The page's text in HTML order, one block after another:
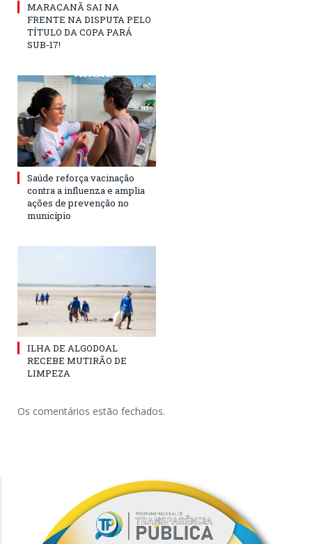
MARACANÃ SAI NA
FRENTE NA DISPUTA PELO
TÍTULO DA COPA PARÁ
SUB-17!
Saúde reforça vacinação
contra a influenza e amplia
ações de prevenção no
município
ILHA DE ALGODOAL
RECEBE MUTIRÃO DE
LIMPEZA
Os comentários estão fechados.